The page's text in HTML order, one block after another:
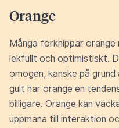
Orange
Många förknippar
lekfullt och optimistiskt.
omogen, kanske på grund
gult har orange en
billigare. Orange kan
uppmana till interaktion